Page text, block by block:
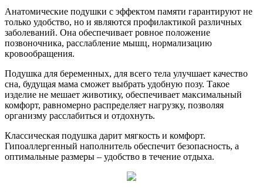
Анатомические подушки с эффектом памяти гарантируют не
только удобство, но и являются профилактикой различных
заболеваний. Она обеспечивает ровное положение
позвоночника, расслабление мышц, нормализацию
кровообращения.
Подушка для беременных, для всего тела улучшает качество
сна, будущая мама сможет выбрать удобную позу. Такое
изделие не мешает животику, обеспечивает максимальный
комфорт, равномерно распределяет нагрузку, позволяя
организму расслабиться и отдохнуть.
Классическая подушка дарит мягкость и комфорт.
Гипоаллергенный наполнитель обеспечит безопасность, а
оптимальные размеры – удобство в течение отдыха.